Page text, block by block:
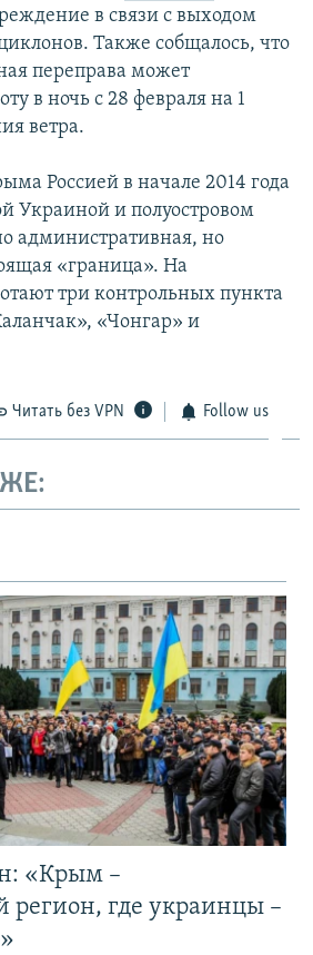
в связи с выходом
Также собщалось, что
переправа может
в ночь с 28 февраля на 1
ветра.
Россией в начале 2014 года
Украиной и полуостровом
административная, но
«граница». На
три контрольных пункта
«Чонгар» и
Читать без VPN Follow us
«Крым –
регион, где украинцы –